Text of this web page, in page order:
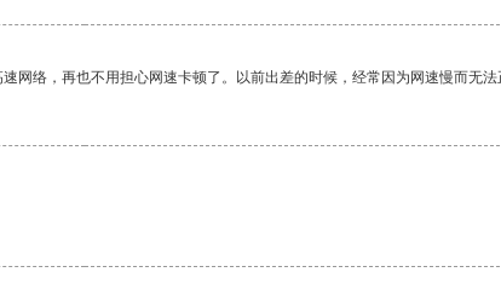
络，再也不用担心网速卡顿了。以前出差的时候，经常因为网速慢而无